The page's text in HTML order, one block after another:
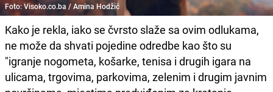
Foto: Visoko.co.ba / Amina Hodžić
Kako je rekla, iako se čvrsto slaže sa ovim odlukama,
ne može da shvati pojedine odredbe kao što su
"igranje nogometa, košarke, tenisa i drugih igara na
ulicama, trgovima, parkovima, zelenim i drugim javnim